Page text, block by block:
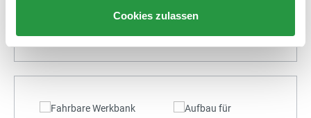
Cookies zulassen